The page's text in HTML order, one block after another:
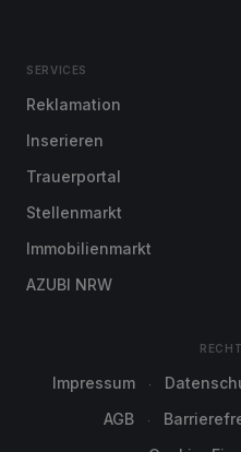
SERVICES
Reklamation
Inserieren
Trauerportal
Stellenmarkt
Immobilienmarkt
AZUBI NRW
Impressum
AGB